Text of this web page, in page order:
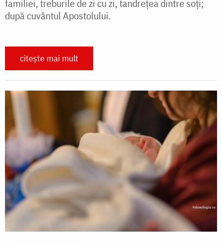
familiei, treburile de zi cu zi, tandrețea dintre soți;
după cuvântul Apostolului.
citește mai mult